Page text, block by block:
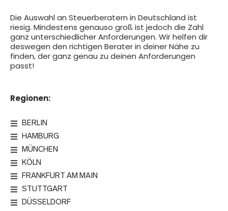
Die Auswahl an Steuerberatern in Deutschland ist
riesig. Mindestens genauso groß ist jedoch die Zahl
ganz unterschiedlicher Anforderungen. Wir helfen dir
deswegen den richtigen Berater in deiner Nähe zu
finden, der ganz genau zu deinen Anforderungen
passt!
Regionen:
BERLIN
HAMBURG
MÜNCHEN
KÖLN
FRANKFURT AM MAIN
STUTTGART
DÜSSELDORF